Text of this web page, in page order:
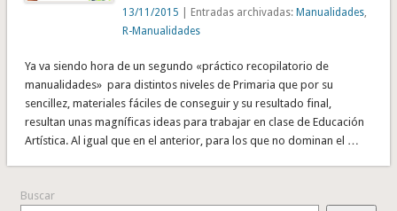
13/11/2015 | Entradas archivadas:Manualidades
R-Manualidades
Ya va siendo hora de un segundo «práctico recopilatorio de
manualidades» para distintos niveles de Primaria que por su
sencillez, materiales fáciles de conseguir y su resultado final,
resultan unas magníficas ideas para trabajar en clase de Educación
Artística. Al igual que en el anterior, para los que no dominan el …
Buscar